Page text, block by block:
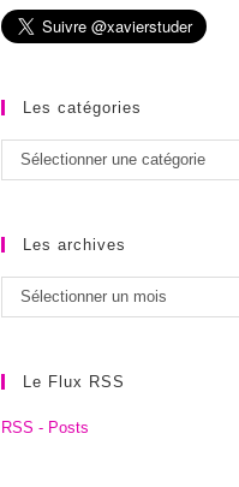
Les catégories
Les
catégories
Sélectionner une catégorie
Les archives
Les
archives
Sélectionner un mois
Le Flux RSS
RSS - Posts